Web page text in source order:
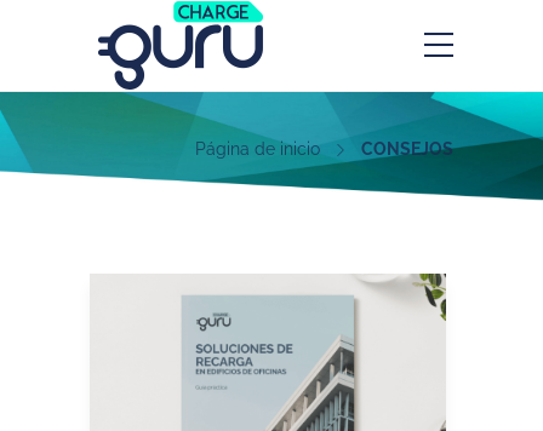
Página de inicio CONSEJOS